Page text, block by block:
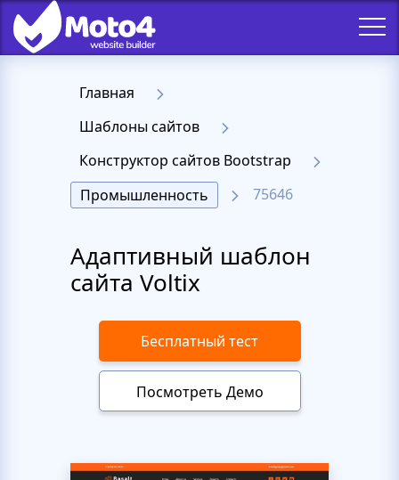
Главная
Шаблоны сайтов
Конструктор сайтов Bootstrap
Промышленность
75646
Адаптивный шаблон
сайта Voltix
Бесплатный тест
Посмотреть Демо